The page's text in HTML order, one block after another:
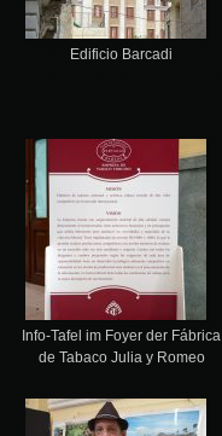
Edificio Barcadi
Info-Tafel im Foyer der Fábrica
de Tabaco Julia y Romeo